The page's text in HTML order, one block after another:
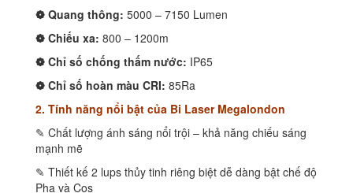
❁ Quang thông: 5000 – 7150 Lumen
❁ Chiếu xa: 800 – 1200m
❁ Chỉ số chống thấm nước: IP65
❁ Chỉ số hoàn màu CRI: 85Ra
2. Tính năng nổi bật của Bi Laser Megalondon
✎ Chất lượng ánh sáng nổi trội – khả năng chiếu sáng
mạnh mẽ
✎ Thiết kế 2 lups thủy tinh riêng biệt dễ dàng bật chế độ
Pha và Cos